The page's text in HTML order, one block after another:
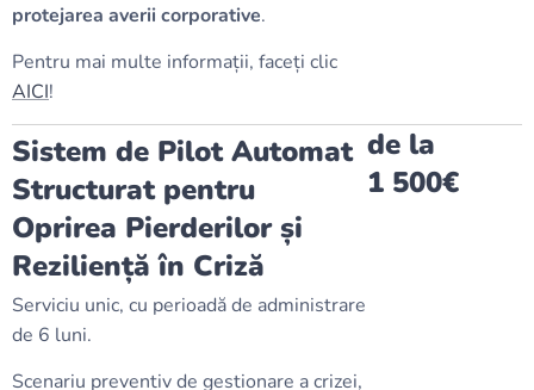
protejarea averii corporative.
Pentru mai multe informații, faceți clic
AICI!
Sistem de Pilot Automat
Structurat pentru
Oprirea Pierderilor și
Reziliență în Criză
Serviciu unic, cu perioadă de administrare
de 6 luni.
Scenariu preventiv de gestionare a crizei,
de la
1 500€